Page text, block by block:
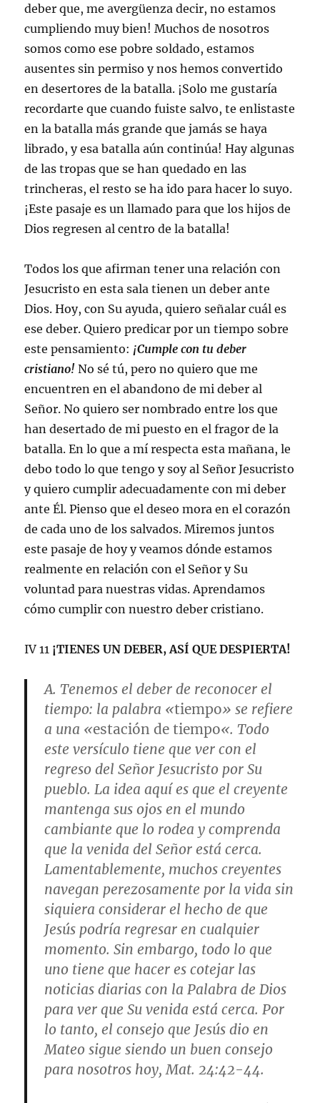
deber que, me avergüenza decir, no estamos
cumpliendo muy bien! Muchos de nosotros
somos como ese pobre soldado, estamos
ausentes sin permiso y nos hemos convertido
en desertores de la batalla. ¡Solo me gustaría
recordarte que cuando fuiste salvo, te enlistaste
en la batalla más grande que jamás se haya
librado, y esa batalla aún continúa! Hay algunas
de las tropas que se han quedado en las
trincheras, el resto se ha ido para hacer lo suyo.
¡Este pasaje es un llamado para que los hijos de
Dios regresen al centro de la batalla!
Todos los que afirman tener una relación con
Jesucristo en esta sala tienen un deber ante
Dios. Hoy, con Su ayuda, quiero señalar cuál es
ese deber. Quiero predicar por un tiempo sobre
este pensamiento: ¡Cumple con tu deber
cristiano! No sé tú, pero no quiero que me
encuentren en el abandono de mi deber al
Señor. No quiero ser nombrado entre los que
han desertado de mi puesto en el fragor de la
batalla. En lo que a mí respecta esta mañana, le
debo todo lo que tengo y soy al Señor Jesucristo
y quiero cumplir adecuadamente con mi deber
ante Él. Pienso que el deseo mora en el corazón
de cada uno de los salvados. Miremos juntos
este pasaje de hoy y veamos dónde estamos
realmente en relación con el Señor y Su
voluntad para nuestras vidas. Aprendamos
cómo cumplir con nuestro deber cristiano.
IV 11 ¡TIENES UN DEBER, ASÍ QUE DESPIERTA!
A. Tenemos el deber de reconocer el
tiempo: la palabra «tiempo» se refiere
a una «estación de tiempo«. Todo
este versículo tiene que ver con el
regreso del Señor Jesucristo por Su
pueblo. La idea aquí es que el creyente
mantenga sus ojos en el mundo
cambiante que lo rodea y comprenda
que la venida del Señor está cerca.
Lamentablemente, muchos creyentes
navegan perezosamente por la vida sin
siquiera considerar el hecho de que
Jesús podría regresar en cualquier
momento. Sin embargo, todo lo que
uno tiene que hacer es cotejar las
noticias diarias con la Palabra de Dios
para ver que Su venida está cerca. Por
lo tanto, el consejo que Jesús dio en
Mateo sigue siendo un buen consejo
para nosotros hoy, Mat. 24:42-44.